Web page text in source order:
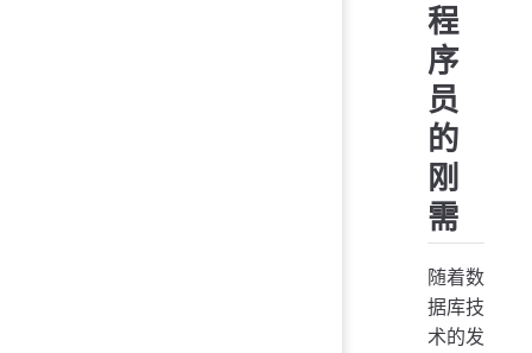
程
序
员
的
刚
需
随着数
据库技
术的发